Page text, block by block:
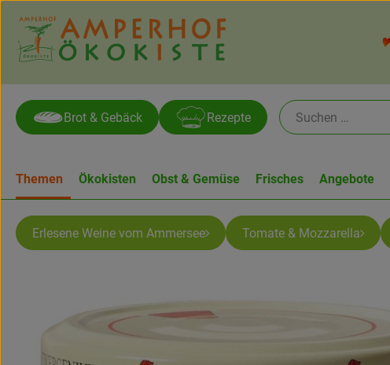
Brot & Gebäck Rezepte
Themen Ökokisten Obst & Gemüse Frisches Angebote
Erlesene Weine vom Ammersee Tomate & Mozzarella